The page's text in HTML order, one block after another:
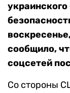
сообщило,
соцсетей
Со стороны